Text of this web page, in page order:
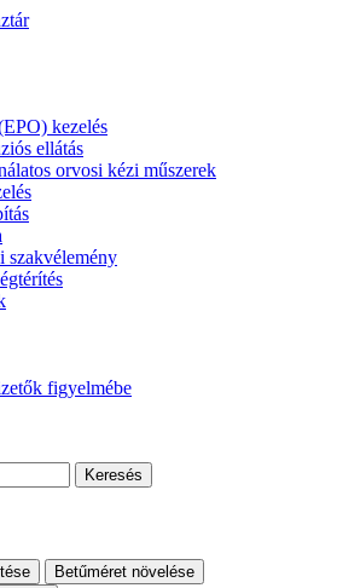
kezelés
ellátás
orvosi kézi műszerek
szakvélemény
figyelmébe
Keresés
Betűméret növelése